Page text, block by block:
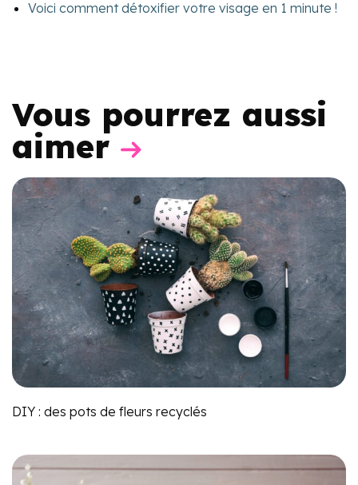
Voici comment détoxifier votre visage en 1 minute !
Vous pourrez aussi
aimer
DIY : des pots de fleurs recyclés